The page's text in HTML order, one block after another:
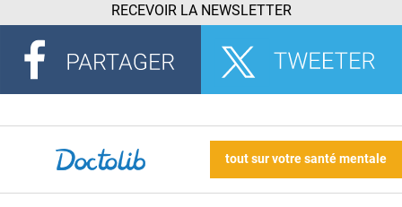
RECEVOIR LA NEWSLETTER
tout sur votre santé mentale